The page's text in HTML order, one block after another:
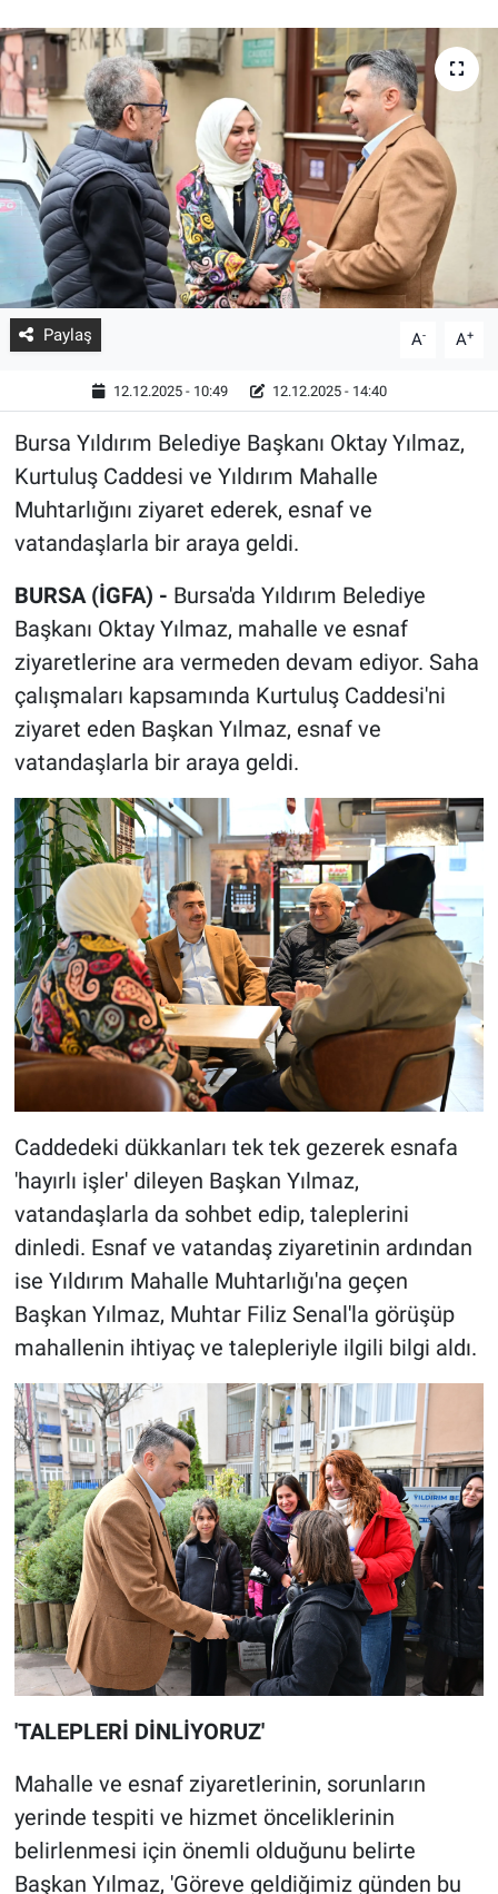
Paylaş A- A+
12.12.2025 - 10:49 12.12.2025 - 14:40
Bursa Yıldırım Belediye Başkanı Oktay Yılmaz,
Kurtuluş Caddesi ve Yıldırım Mahalle
Muhtarlığını ziyaret ederek, esnaf ve
vatandaşlarla bir araya geldi.
BURSA (İGFA) - Bursa'da Yıldırım Belediye
Başkanı Oktay Yılmaz, mahalle ve esnaf
ziyaretlerine ara vermeden devam ediyor. Saha
çalışmaları kapsamında Kurtuluş Caddesi'ni
ziyaret eden Başkan Yılmaz, esnaf ve
vatandaşlarla bir araya geldi.
Caddedeki dükkanları tek tek gezerek esnafa
'hayırlı işler' dileyen Başkan Yılmaz,
vatandaşlarla da sohbet edip, taleplerini
dinledi. Esnaf ve vatandaş ziyaretinin ardından
ise Yıldırım Mahalle Muhtarlığı'na geçen
Başkan Yılmaz, Muhtar Filiz Senal'la görüşüp
mahallenin ihtiyaç ve talepleriyle ilgili bilgi aldı.
'TALEPLERİ DİNLİYORUZ'
Mahalle ve esnaf ziyaretlerinin, sorunların
yerinde tespiti ve hizmet önceliklerinin
belirlenmesi için önemli olduğunu belirte
Başkan Yılmaz, 'Göreve geldiğimiz günden bu